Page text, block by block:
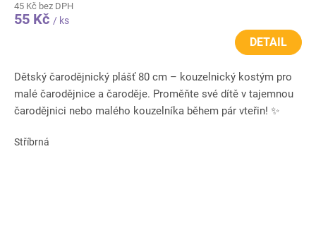
45 Kč bez DPH
55 Kč / ks
DETAIL
Dětský čarodějnický plášť 80 cm – kouzelnický kostým pro
malé čarodějnice a čaroděje. Proměňte své dítě v tajemnou
čarodějnici nebo malého kouzelníka během pár vteřin! ✨
Stříbrná